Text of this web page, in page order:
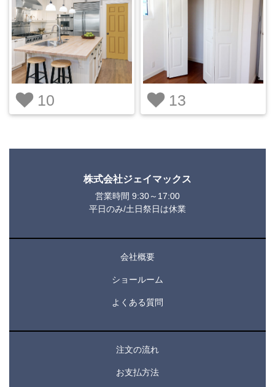
10 13
株式会社ジェイマックス
営業時間 9:30～17:00
平日のみ/土日祭日は休業
会社概要
ショールーム
よくある質問
注文の流れ
お支払方法